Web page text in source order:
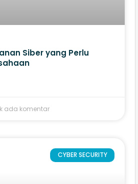
Siber yang Perlu
ada komentar
CYBER SECURITY